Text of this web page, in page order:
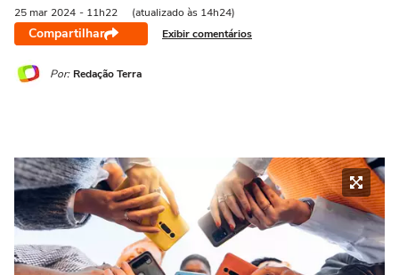
25 mar 2024 - 11h22 (atualizado às 14h24)
Compartilhar Exibir comentários
Por: Redação Terra